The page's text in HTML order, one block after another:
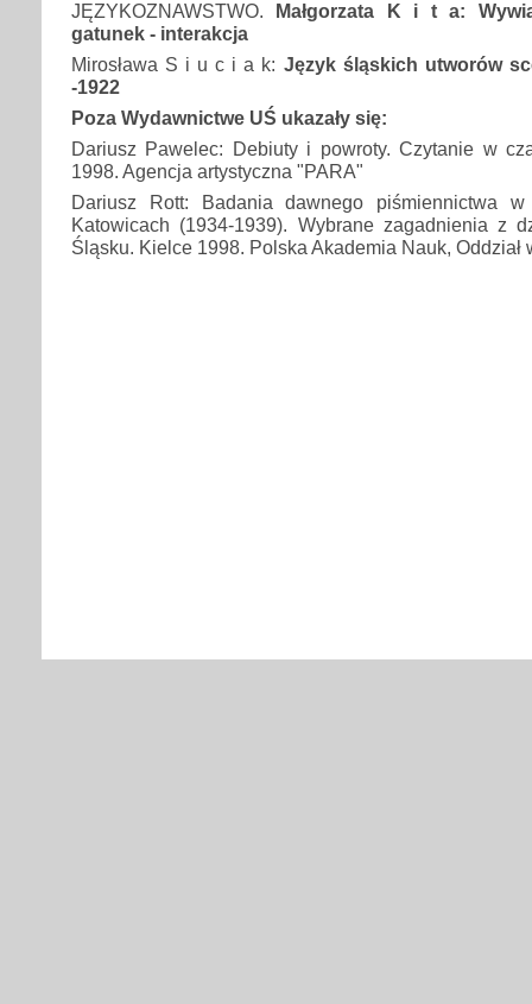
JĘZYKOZNAWSTWO. Małgorzata K i t a:
gatunek - interakcja
Mirosława S i u c i a k: Język śląskich utworów
-1922
Poza Wydawnictwe UŚ ukazały się:
Dariusz Pawelec: Debiuty i powroty. Czytanie w
1998. Agencja artystyczna "PARA"
Dariusz Rott: Badania dawnego piśmiennictwa
Katowicach (1934-1939). Wybrane zagadnienia z
Śląsku. Kielce 1998. Polska Akademia Nauk, Oddział